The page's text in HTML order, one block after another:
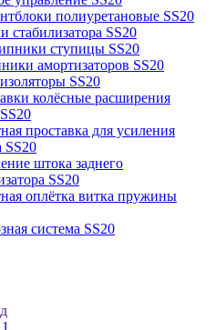
полиуретановые SS20
стабилизатора SS20
ступицы SS20
амортизаторов SS20
SS20
колёсные расширения
проставка для усиления
SS20
штока заднего
SS20
оплётка витка пружины
система SS20